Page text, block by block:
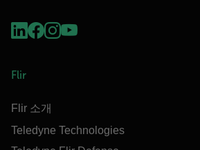
Flir
Flir 소개
Teledyne Technologies